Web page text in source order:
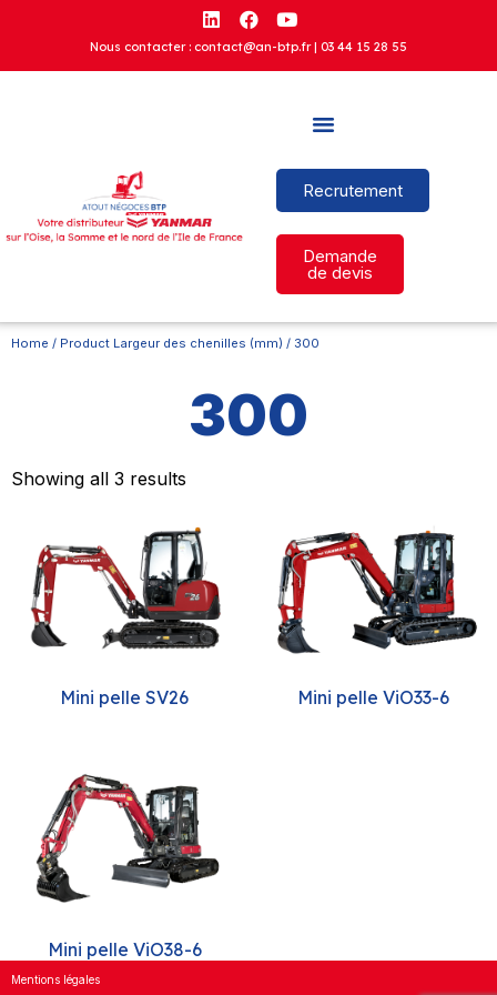
Nous contacter : contact@an-btp.fr | 03 44 15 28 55
Recrutement
Demande
de devis
Home / Product Largeur des chenilles (mm) / 300
300
Showing all 3 results
Mini pelle SV26 Mini pelle ViO33-6
Mini pelle ViO38-6
Mentions légales